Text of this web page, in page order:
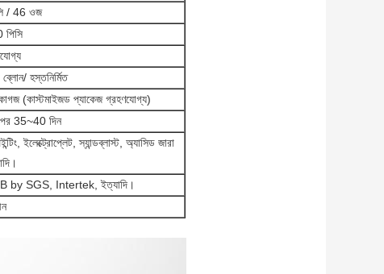
/ 46 ওজ
হস্তনির্মিত
(কাস্টমাইজড প্যাকেজ গ্রহণযোগ্য)
35~40 দিন
ইলেক্ট্রোপ্লেট, স্যান্ডব্লাস্ট, অ্যাসিড জারা
by SGS, Intertek, ইত্যাদি।